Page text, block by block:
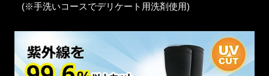
(※手洗いコースでデリケート用洗剤使用)